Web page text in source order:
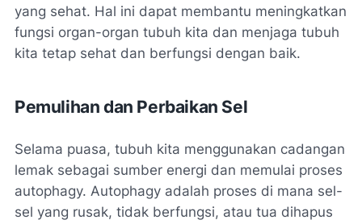
yang sehat. Hal ini dapat membantu meningkatkan
fungsi organ-organ tubuh kita dan menjaga tubuh
kita tetap sehat dan berfungsi dengan baik.
Pemulihan dan Perbaikan Sel
Selama puasa, tubuh kita menggunakan cadangan
lemak sebagai sumber energi dan memulai proses
autophagy. Autophagy adalah proses di mana sel-
sel yang rusak, tidak berfungsi, atau tua dihapus